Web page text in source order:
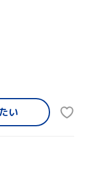
い